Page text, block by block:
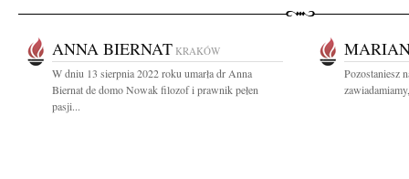
ANNA BIERNAT KRAKÓW
W dniu 13 sierpnia 2022 roku umarła dr Anna
Biernat de domo Nowak filozof i prawnik pełen
pasji...
Pozostaniesz